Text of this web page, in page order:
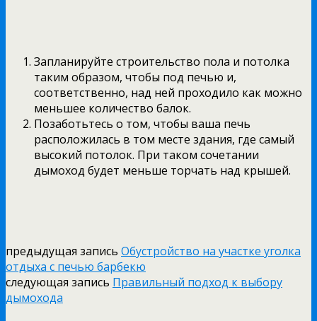
Запланируйте строительство пола и потолка
таким образом, чтобы под печью и,
соответственно, над ней проходило как можно
меньшее количество балок.
Позаботьтесь о том, чтобы ваша печь
расположилась в том месте здания, где самый
высокий потолок. При таком сочетании
дымоход будет меньше торчать над крышей.
предыдущая запись Обустройство на участке уголка
отдыха с печью барбекю
следующая запись Правильный подход к выбору
дымохода